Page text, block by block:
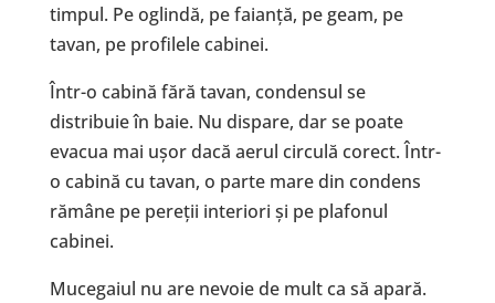
timpul. Pe oglindă, pe faianță, pe geam, pe
tavan, pe profilele cabinei.
Într-o cabină fără tavan, condensul se
distribuie în baie. Nu dispare, dar se poate
evacua mai ușor dacă aerul circulă corect. Într-
o cabină cu tavan, o parte mare din condens
rămâne pe pereții interiori și pe plafonul
cabinei.
Mucegaiul nu are nevoie de mult ca să apară.